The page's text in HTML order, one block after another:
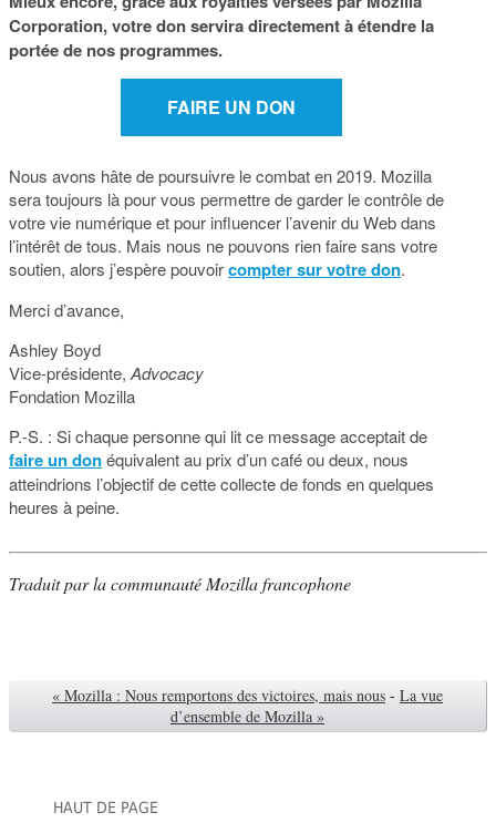
Corporation, votre don servira directement à étendre la
portée de nos programmes.
FAIRE UN DON
Nous avons hâte de poursuivre le combat en 2019. Mozilla
sera toujours là pour vous permettre de garder le contrôle de
votre vie numérique et pour influencer l’avenir du Web dans
l’intérêt de tous. Mais nous ne pouvons rien faire sans votre
soutien, alors j’espère pouvoircompter sur votre don.
Merci d’avance,
Ashley Boyd
Vice-présidente, Advocacy
Fondation Mozilla
P.-S. : Si chaque personne qui lit ce message acceptait de
faire un donéquivalent au prix d’un café ou deux, nous
atteindrions l’objectif de cette collecte de fonds en quelques
heures à peine.
Traduit par la communauté Mozilla francophone
« Mozilla : Nous remportons des victoires, mais nous - La vue
d’ensemble de Mozilla »
HAUT DE PAGE